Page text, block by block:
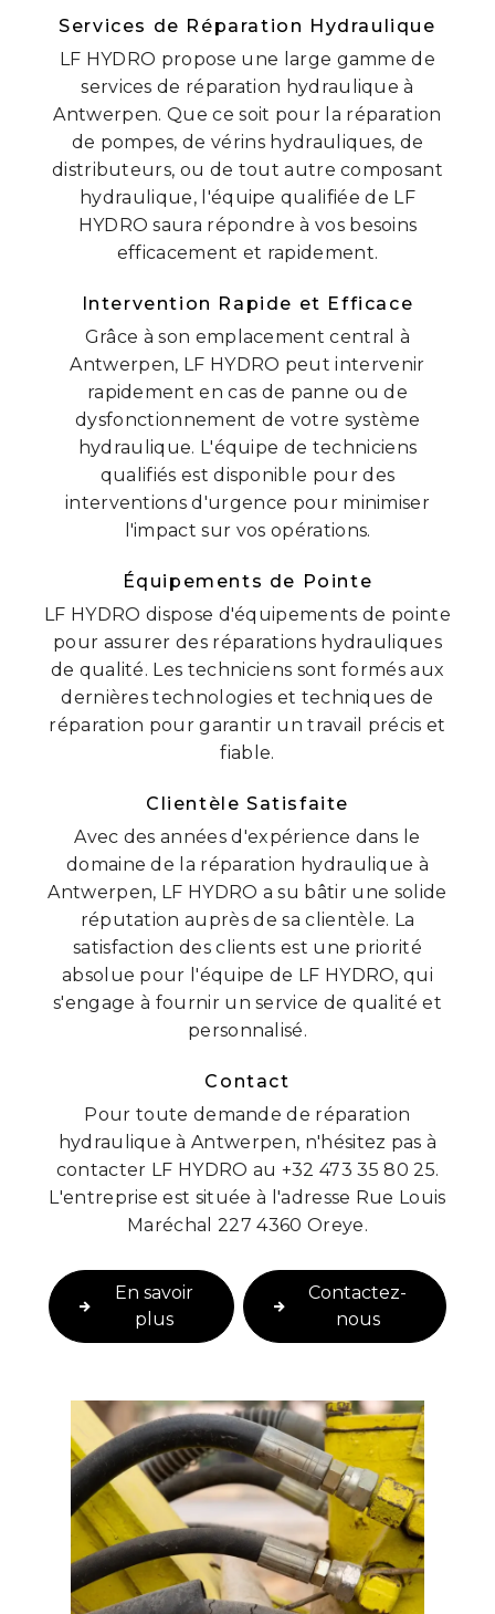
Services de Réparation Hydraulique
LF HYDRO propose une large gamme de
services de réparation hydraulique à
Antwerpen. Que ce soit pour la réparation
de pompes, de vérins hydrauliques, de
distributeurs, ou de tout autre composant
hydraulique, l'équipe qualifiée de LF
HYDRO saura répondre à vos besoins
efficacement et rapidement.
Intervention Rapide et Efficace
Grâce à son emplacement central à
Antwerpen, LF HYDRO peut intervenir
rapidement en cas de panne ou de
dysfonctionnement de votre système
hydraulique. L'équipe de techniciens
qualifiés est disponible pour des
interventions d'urgence pour minimiser
l'impact sur vos opérations.
Équipements de Pointe
LF HYDRO dispose d'équipements de pointe
pour assurer des réparations hydrauliques
de qualité. Les techniciens sont formés aux
dernières technologies et techniques de
réparation pour garantir un travail précis et
fiable.
Clientèle Satisfaite
Avec des années d'expérience dans le
domaine de la réparation hydraulique à
Antwerpen, LF HYDRO a su bâtir une solide
réputation auprès de sa clientèle. La
satisfaction des clients est une priorité
absolue pour l'équipe de LF HYDRO, qui
s'engage à fournir un service de qualité et
personnalisé.
Contact
Pour toute demande de réparation
hydraulique à Antwerpen, n'hésitez pas à
contacter LF HYDRO au +32 473 35 80 25.
L'entreprise est située à l'adresse Rue Louis
Maréchal 227 4360 Oreye.
En savoir
plus
Contactez-
nous